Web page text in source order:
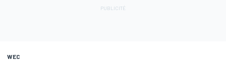
WEC